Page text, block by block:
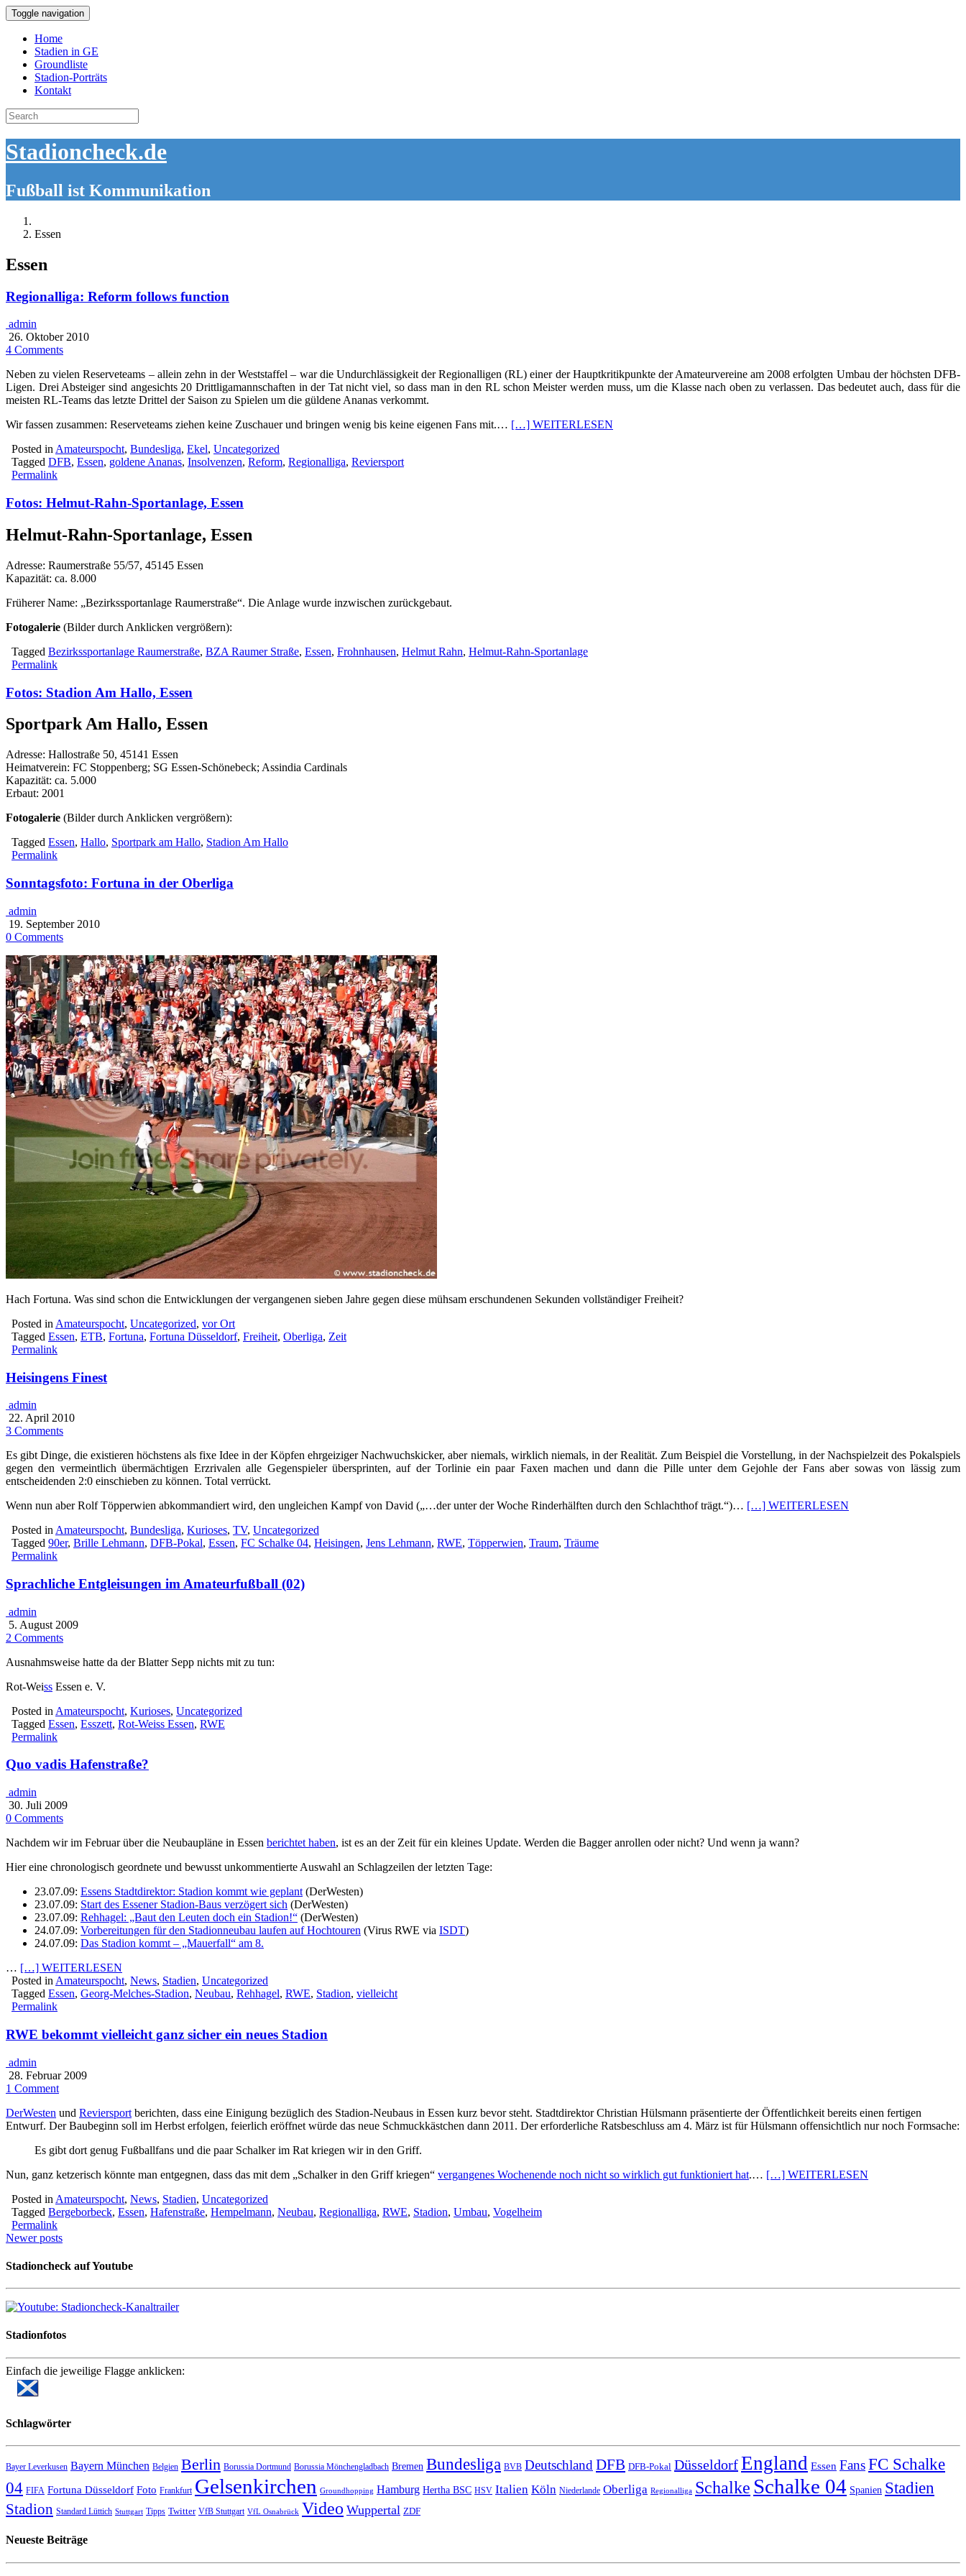
Toggle navigation
Home
Stadien in GE
Groundliste
Stadion-Porträts
Kontakt
Search
for:
Stadioncheck.de
Fußball ist Kommunikation
Essen
Essen
Regionalliga: Reform follows function
admin
26. Oktober 2010
4 Comments
Neben zu vielen Reserveteams – allein zehn in der Weststaffel – war die Undurchlässigkeit der Regionalligen (RL) einer der Hauptkritikpunkte der Amateurvereine am 2008 erfolgten Umbau der höchsten DFB-
Ligen. Drei Absteiger sind angesichts 20 Drittligamannschaften in der Tat nicht viel, so dass man in den RL schon Meister werden muss, um die Klasse nach oben zu verlassen. Das bedeutet auch, dass für die
meisten RL-Teams das letzte Drittel der Saison zu Spielen um die güldene Ananas verkommt.
Wir fassen zusammen: Reserveteams ziehen keine Zuschauer und bringen wenig bis keine eigenen Fans mit.… […] WEITERLESEN
Posted in Amateurspocht, Bundesliga, Ekel, Uncategorized
Tagged DFB, Essen, goldene Ananas, Insolvenzen, Reform, Regionalliga, Reviersport
Permalink
Fotos: Helmut-Rahn-Sportanlage, Essen
Helmut-Rahn-Sportanlage, Essen
Adresse: Raumerstraße 55/57, 45145 Essen
Kapazität: ca. 8.000
Früherer Name: „Bezirkssportanlage Raumerstraße“. Die Anlage wurde inzwischen zurückgebaut.
Fotogalerie (Bilder durch Anklicken vergrößern):
Tagged Bezirkssportanlage Raumerstraße, BZA Raumer Straße, Essen, Frohnhausen, Helmut Rahn, Helmut-Rahn-Sportanlage
Permalink
Fotos: Stadion Am Hallo, Essen
Sportpark Am Hallo, Essen
Adresse: Hallostraße 50, 45141 Essen
Heimatverein: FC Stoppenberg; SG Essen-Schönebeck; Assindia Cardinals
Kapazität: ca. 5.000
Erbaut: 2001
Fotogalerie (Bilder durch Anklicken vergrößern):
Tagged Essen, Hallo, Sportpark am Hallo, Stadion Am Hallo
Permalink
Sonntagsfoto: Fortuna in der Oberliga
admin
19. September 2010
0 Comments
Hach Fortuna. Was sind schon die Entwicklungen der vergangenen sieben Jahre gegen diese mühsam erschundenen Sekunden vollständiger Freiheit?
Posted in Amateurspocht, Uncategorized, vor Ort
Tagged Essen, ETB, Fortuna, Fortuna Düsseldorf, Freiheit, Oberliga, Zeit
Permalink
Heisingens Finest
admin
22. April 2010
3 Comments
Es gibt Dinge, die existieren höchstens als fixe Idee in der Köpfen ehrgeiziger Nachwuchskicker, aber niemals, wirklich niemals, in der Realität. Zum Beispiel die Vorstellung, in der Nachspielzeit des Pokalspiels
gegen den vermeintlich übermächtigen Erzrivalen alle Gegenspieler übersprinten, auf der Torlinie ein paar Faxen machen und dann die Pille unter dem Gejohle der Fans aber sowas von lässig zum
entscheidenden 2:0 einschieben zu können. Total verrückt.
Wenn nun aber Rolf Töpperwien abkommandiert wird, den ungleichen Kampf von David („…der unter der Woche Rinderhälften durch den Schlachthof trägt.“)… […] WEITERLESEN
Posted in Amateurspocht, Bundesliga, Kurioses, TV, Uncategorized
Tagged 90er, Brille Lehmann, DFB-Pokal, Essen, FC Schalke 04, Heisingen, Jens Lehmann, RWE, Töpperwien, Traum, Träume
Permalink
Sprachliche Entgleisungen im Amateurfußball (02)
admin
5. August 2009
2 Comments
Ausnahmsweise hatte da der Blatter Sepp nichts mit zu tun:
Rot-Weiss Essen e. V.
Posted in Amateurspocht, Kurioses, Uncategorized
Tagged Essen, Esszett, Rot-Weiss Essen, RWE
Permalink
Quo vadis Hafenstraße?
admin
30. Juli 2009
0 Comments
Nachdem wir im Februar über die Neubaupläne in Essen berichtet haben, ist es an der Zeit für ein kleines Update. Werden die Bagger anrollen oder nicht? Und wenn ja wann?
Hier eine chronologisch geordnete und bewusst unkommentierte Auswahl an Schlagzeilen der letzten Tage:
23.07.09: Essens Stadtdirektor: Stadion kommt wie geplant (DerWesten)
23.07.09: Start des Essener Stadion-Baus verzögert sich (DerWesten)
23.07.09: Rehhagel: „Baut den Leuten doch ein Stadion!“ (DerWesten)
24.07.09: Vorbereitungen für den Stadionneubau laufen auf Hochtouren (Virus RWE via ISDT)
24.07.09: Das Stadion kommt – „Mauerfall“ am 8.
… […] WEITERLESEN
Posted in Amateurspocht, News, Stadien, Uncategorized
Tagged Essen, Georg-Melches-Stadion, Neubau, Rehhagel, RWE, Stadion, vielleicht
Permalink
RWE bekommt vielleicht ganz sicher ein neues Stadion
admin
28. Februar 2009
1 Comment
DerWesten und Reviersport berichten, dass eine Einigung bezüglich des Stadion-Neubaus in Essen kurz bevor steht. Stadtdirektor Christian Hülsmann präsentierte der Öffentlichkeit bereits einen fertigen
Entwurf. Der Baubeginn soll im Herbst erfolgen, feierlich eröffnet würde das neue Schmuckkästchen dann 2011. Der erforderliche Ratsbeschluss am 4. März ist für Hülsmann offensichtlich nur noch Formsache:
Es gibt dort genug Fußballfans und die paar Schalker im Rat kriegen wir in den Griff.
Nun, ganz ketzerisch könnte man entgegnen, dass das mit dem „Schalker in den Griff kriegen“ vergangenes Wochenende noch nicht so wirklich gut funktioniert hat.… […] WEITERLESEN
Posted in Amateurspocht, News, Stadien, Uncategorized
Tagged Bergeborbeck, Essen, Hafenstraße, Hempelmann, Neubau, Regionalliga, RWE, Stadion, Umbau, Vogelheim
Permalink
Posts
Newer posts
Stadioncheck auf Youtube
Stadionfotos
Einfach die jeweilige Flagge anklicken:
Schlagwörter
Bayer Leverkusen Bayern München Belgien Berlin Borussia Dortmund Borussia Mönchengladbach Bremen Bundesliga BVB Deutschland DFB DFB-Pokal DüsseldorfEngland Essen FansFC Schalke
04 FIFA Fortuna Düsseldorf Foto Frankfurt Gelsenkirchen Groundhopping Hamburg Hertha BSC HSV Italien Köln Niederlande Oberliga Regionalliga Schalke Schalke 04 Spanien Stadien
Stadion Standard Lüttich Stuttgart Tipps Twitter VfB Stuttgart VfL Osnabrück Video Wuppertal ZDF
Neueste Beiträge